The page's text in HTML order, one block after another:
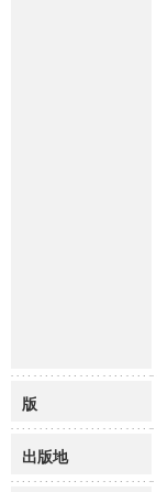
版
出版地